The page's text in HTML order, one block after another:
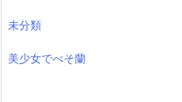
未分類
美少女でべそ蘭